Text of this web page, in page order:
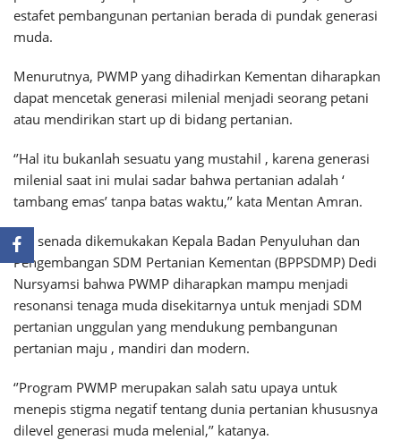
estafet pembangunan pertanian berada di pundak generasi
muda.
Menurutnya, PWMP yang dihadirkan Kementan diharapkan
dapat mencetak generasi milenial menjadi seorang petani
atau mendirikan start up di bidang pertanian.
‘’Hal itu bukanlah sesuatu yang mustahil , karena generasi
milenial saat ini mulai sadar bahwa pertanian adalah ‘
tambang emas’ tanpa batas waktu,’’ kata Mentan Amran.
Hal senada dikemukakan Kepala Badan Penyuluhan dan
Pengembangan SDM Pertanian Kementan (BPPSDMP) Dedi
Nursyamsi bahwa PWMP diharapkan mampu menjadi
resonansi tenaga muda disekitarnya untuk menjadi SDM
pertanian unggulan yang mendukung pembangunan
pertanian maju , mandiri dan modern.
‘’Program PWMP merupakan salah satu upaya untuk
menepis stigma negatif tentang dunia pertanian khususnya
dilevel generasi muda melenial,’’ katanya.